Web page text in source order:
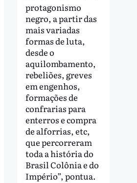
protagonismo
negro, a partir das
mais variadas
formas de luta,
desde o
aquilombamento,
rebeliões, greves
em engenhos,
formações de
confrarias para
enterros e compra
de alforrias, etc,
que percorreram
toda a história do
Brasil Colônia e do
Império”, pontua.